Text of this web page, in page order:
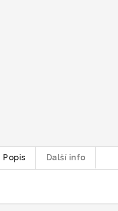
Popis Další info